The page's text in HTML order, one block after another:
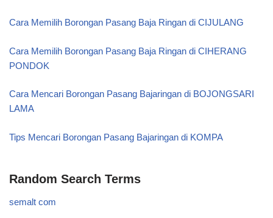
Cara Memilih Borongan Pasang Baja Ringan di CIJULANG
Cara Memilih Borongan Pasang Baja Ringan di CIHERANG
PONDOK
Cara Mencari Borongan Pasang Bajaringan di BOJONGSARI
LAMA
Tips Mencari Borongan Pasang Bajaringan di KOMPA
Random Search Terms
semalt com